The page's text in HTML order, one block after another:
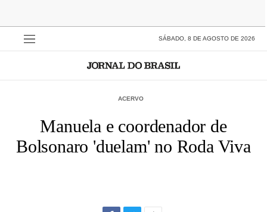
SÁBADO, 8 DE AGOSTO DE 2026
ACERVO
Manuela e coordenador de
Bolsonaro 'duelam' no Roda Viva